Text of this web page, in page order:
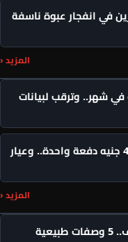
وإصابة 13 آخرين في انفجار عبوة ناسفة
المزيد ‹
شهر.. وترقب لبيانات
سعر الجنيه الذهب يتراجع 400 جنيه دفعة واحدة.. وعيار
المزيد ‹
وداعًا لرائحة العرق في الصيف.. 5 وصفات طبيعية